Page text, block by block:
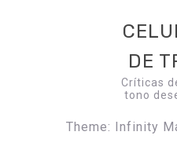
DE
Críticas
tono
Theme: Infinity